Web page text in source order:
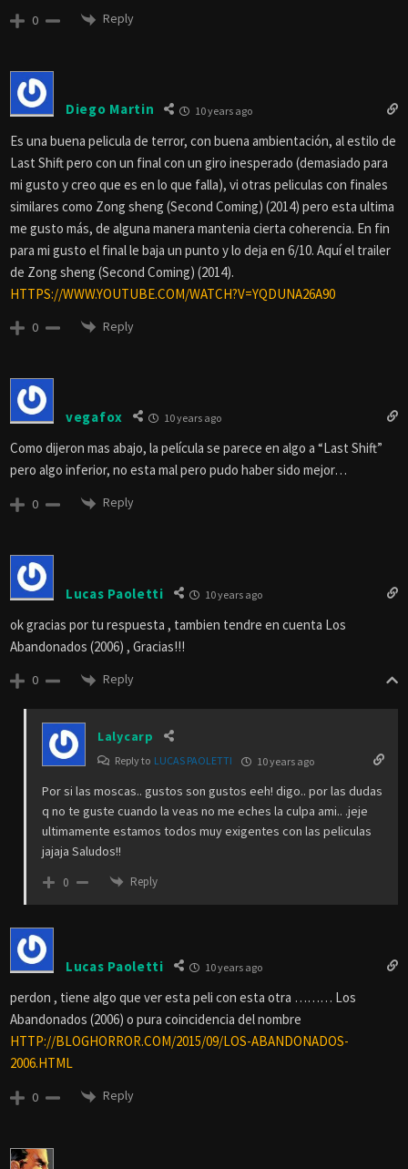
0 Reply
Diego Martin 10 years ago
Es una buena pelicula de terror, con buena ambientación, al estilo de
Last Shift pero con un final con un giro inesperado (demasiado para
mi gusto y creo que es en lo que falla), vi otras peliculas con finales
similares como Zong sheng (Second Coming) (2014) pero esta ultima
me gusto más, de alguna manera mantenia cierta coherencia. En fin
para mi gusto el final le baja un punto y lo deja en 6/10. Aquí el trailer
de Zong sheng (Second Coming) (2014).
HTTPS://WWW.YOUTUBE.COM/WATCH?V=YQDUNA26A90
0 Reply
vegafox 10 years ago
Como dijeron mas abajo, la película se parece en algo a “Last Shift”
pero algo inferior, no esta mal pero pudo haber sido mejor…
0 Reply
Lucas Paoletti 10 years ago
ok gracias por tu respuesta , tambien tendre en cuenta Los
Abandonados (2006) , Gracias!!!
0 Reply
Lalycarp
Reply to LUCAS PAOLETTI 10 years ago
Por si las moscas.. gustos son gustos eeh! digo.. por las dudas
q no te guste cuando la veas no me eches la culpa ami.. .jeje
ultimamente estamos todos muy exigentes con las peliculas
jajaja Saludos!!
0 Reply
Lucas Paoletti 10 years ago
perdon , tiene algo que ver esta peli con esta otra ……… Los
Abandonados (2006) o pura coincidencia del nombre
HTTP://BLOGHORROR.COM/2015/09/LOS-ABANDONADOS-
2006.HTML
0 Reply